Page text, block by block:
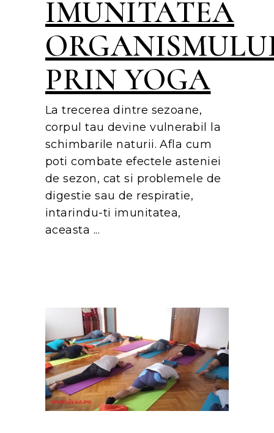
IMUNITATEA
PRIN YOGA
La trecerea dintre sezoane,
corpul tau devine vulnerabil la
schimbarile naturii. Afla cum
poti combate efectele asteniei
de sezon, cat si problemele de
digestie sau de respiratie,
intarindu-ti imunitatea,
aceasta